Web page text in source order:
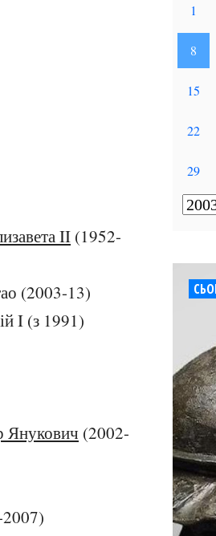
II (1952-
(2003-13)
I (з 1991)
Янукович (2002-